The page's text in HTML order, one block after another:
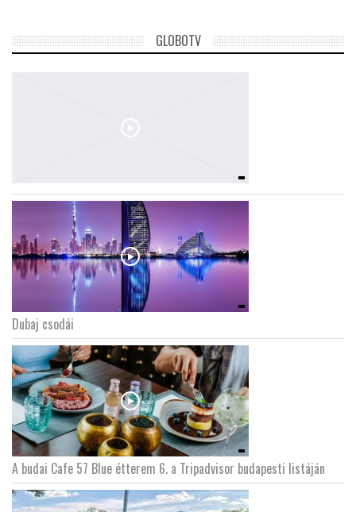
GLOBOTV
Dubaj csodái
A budai Cafe 57 Blue étterem 6. a Tripadvisor budapesti listáján